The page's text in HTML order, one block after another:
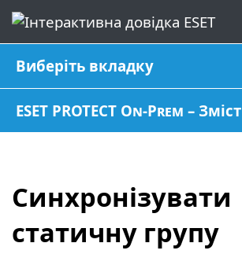
Виберіть вкладку
ESET PROTECT On-Prem – Зміст
Синхронізувати
статичну групу